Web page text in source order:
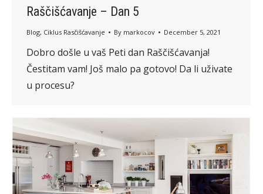
Raščišćavanje – Dan 5
Blog, Ciklus Rasčišćavanje By markocov December 5, 2021
Dobro došle u vaš Peti dan Raščišćavanja!
Čestitam vam! Još malo pa gotovo! Da li uživate
u procesu?